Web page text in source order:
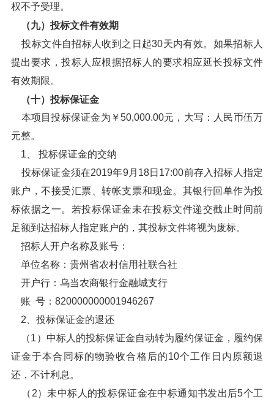
权不予受理。
（九）投标文件有效期
投标文件自招标人收到之日起30天内有效。如果招标人
提出要求，投标人应根据招标人的要求相应延长投标文件
有效期限。
（十）投标保证金
本项目投标保证金为￥50,000.00元，大写：人民币伍万
元整。
1、 投标保证金的交纳
投标保证金须在2019年9月18日17:00前存入招标人指定
账户，不接受汇票、转帐支票和现金。其银行回单作为投
标依据之一。若投标保证金未在投标文件递交截止时间前
足额到达招标人指定账户的，其投标文件将视为废标。
招标人开户名称及账号：
单位名称：贵州省农村信用社联合社
开户行：乌当农商银行金融城支行
账 号：820000000001946267
2、投标保证金的退还
（1）中标人的投标保证金自动转为履约保证金，履约保
证金于本合同标的物验收合格后的10个工作日内原额退
还，不计利息。
（2）未中标人的投标保证金在中标通知书发出后5个工